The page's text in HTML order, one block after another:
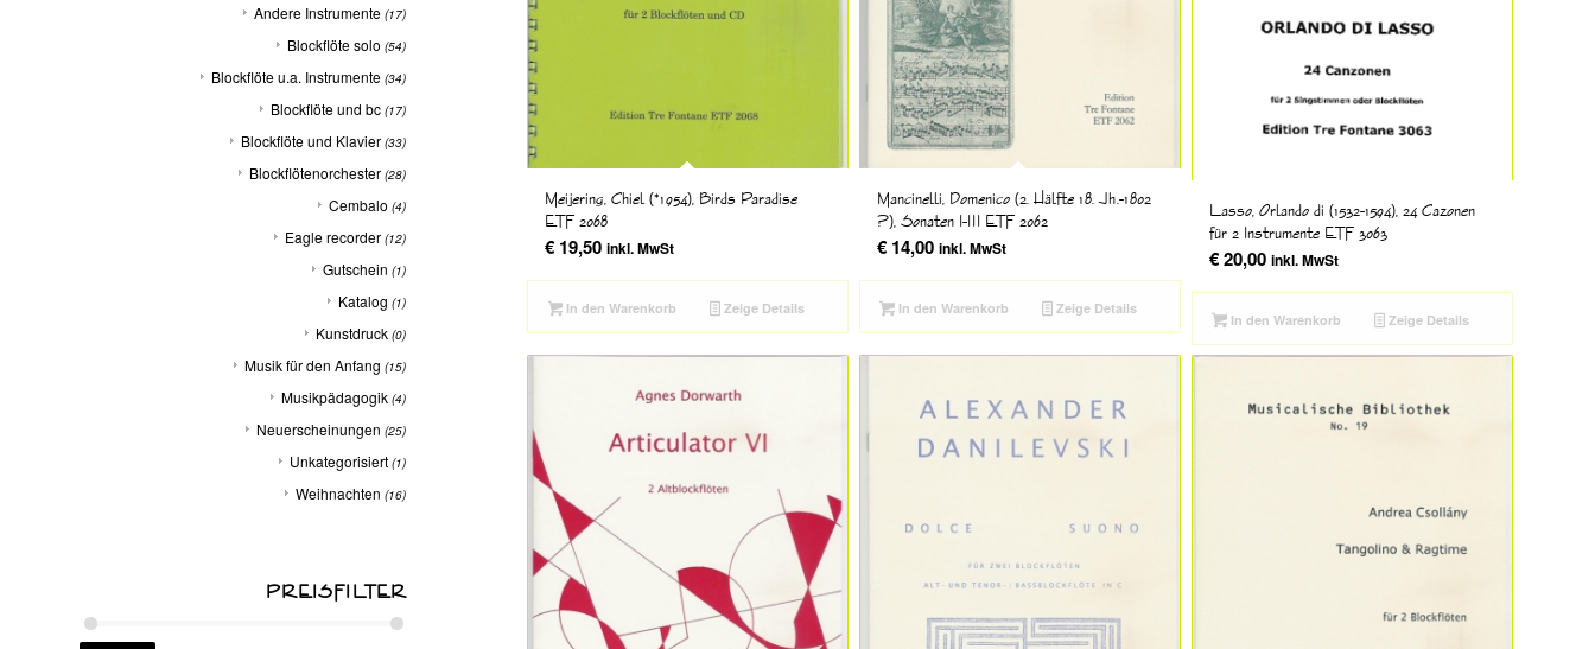
Meijering, Chiel (*1954), Birds Paradise
ETF 2068
€19,50 inkl. MwSt
In den Warenkorb Zeige Details
Mancinelli, Domenico (2. Hälfte 18. Jh.-1802
?), Sonaten I-III ETF 2062
€14,00 inkl. MwSt
In den Warenkorb Zeige Details
Lasso, Orlando di (1532-1594), 24 Cazonen
für 2 Instrumente ETF 3063
€20,00 inkl. MwSt
In den Warenkorb Zeige Details
Andere Instrumente (17)
Blockflöte solo (54)
Blockflöte u.a. Instrumente (34)
Blockflöte und bc (17)
Blockflöte und Klavier (33)
Blockflötenorchester (28)
Cembalo (4)
Eagle recorder (12)
Gutschein (1)
Katalog (1)
Kunstdruck (0)
Musik für den Anfang (15)
Musikpädagogik (4)
Neuerscheinungen (25)
Unkategorisiert (1)
Weihnachten (16)
PREISFILTER